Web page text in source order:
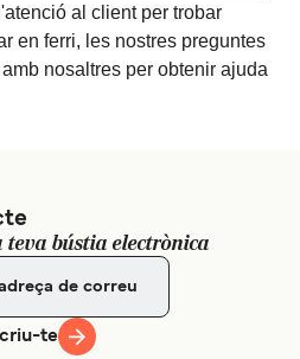
al client per trobar
en ferri, les nostres preguntes
nosaltres per obtenir ajuda
teva bústia electrònica
te